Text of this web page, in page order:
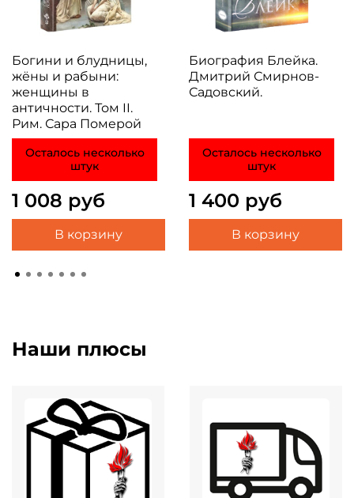
Богини и блудницы,
жёны и рабыни:
женщины в
античности. Том II.
Рим. Сара Померой
Осталось несколько
штук
1 008 руб
В корзину
Биография Блейка.
Дмитрий Смирнов-
Садовский.
Осталось несколько
штук
1 400 руб
В корзину
Наши плюсы